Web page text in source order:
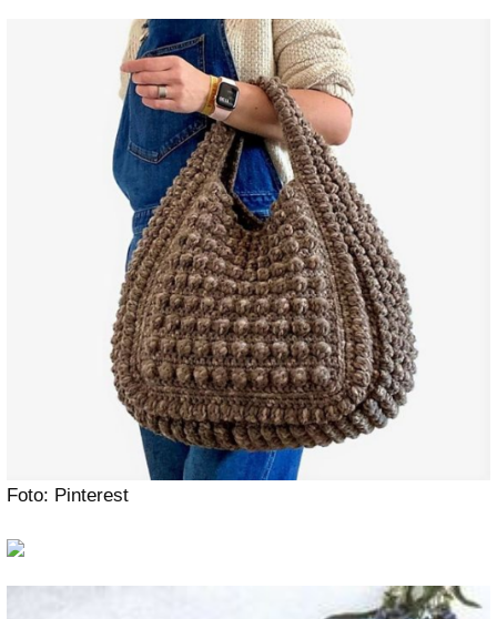
Foto: Pinterest